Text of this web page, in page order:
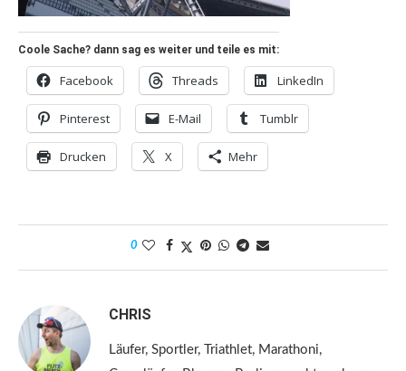
Coole Sache? dann sag es weiter und teile es mit:
Facebook Threads LinkedIn
Pinterest E-Mail Tumblr
Drucken X Mehr
0
CHRIS
Läufer, Sportler, Triathlet, Marathoni,